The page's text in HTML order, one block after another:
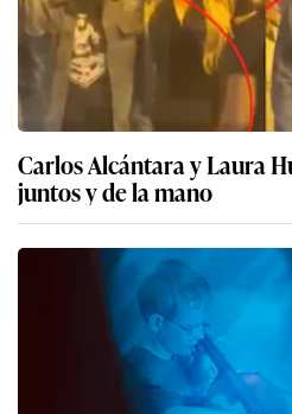
Carlos Alcántara y Laura
juntos y de la mano